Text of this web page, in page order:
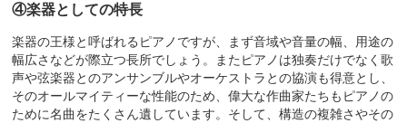
④楽器としての特長
楽器の王様と呼ばれるピアノですが、まず音域や音量の幅、用途の
幅広さなどが際立つ長所でしょう。またピアノは独奏だけでなく歌
声や弦楽器とのアンサンブルやオーケストラとの協演も得意とし、
そのオールマイティーな性能のため、偉大な作曲家たちもピアノの
ために名曲をたくさん遺しています。そして、構造の複雑さやその